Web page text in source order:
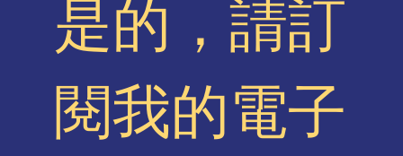
是的，請訂
閱我的電子